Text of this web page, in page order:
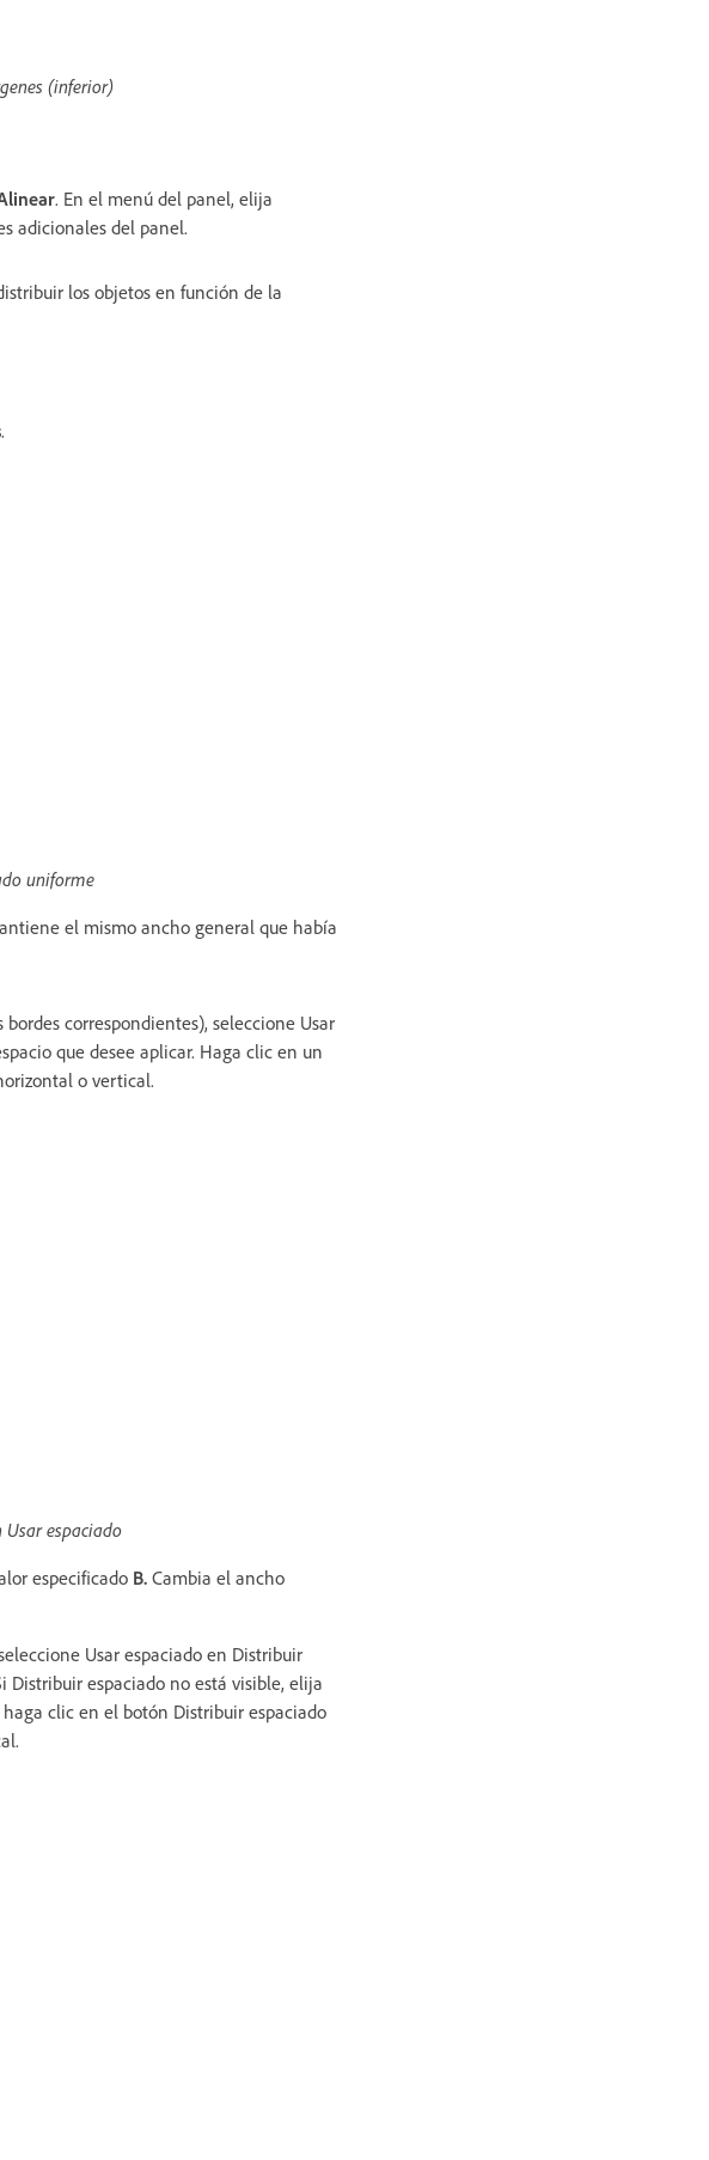
(inferior)
. En el menú del panel, elija
adicionales del panel.
los objetos en función de la
.
uniforme
el mismo ancho general que había
correspondientes), seleccione Usar
que desee aplicar. Haga clic en un
o vertical.
espaciado
especificado B. Cambia el ancho
Usar espaciado en Distribuir
Distribuir espaciado no está visible, elija
clic en el botón Distribuir espaciado